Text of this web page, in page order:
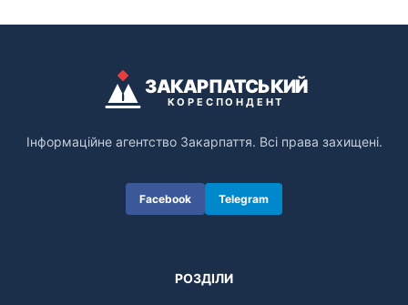
ЗАКАРПАТСЬКИЙ
КОРЕСПОНДЕНТ
Інформаційне агентство Закарпаття. Всі права захищені.
Facebook Telegram
РОЗДІЛИ